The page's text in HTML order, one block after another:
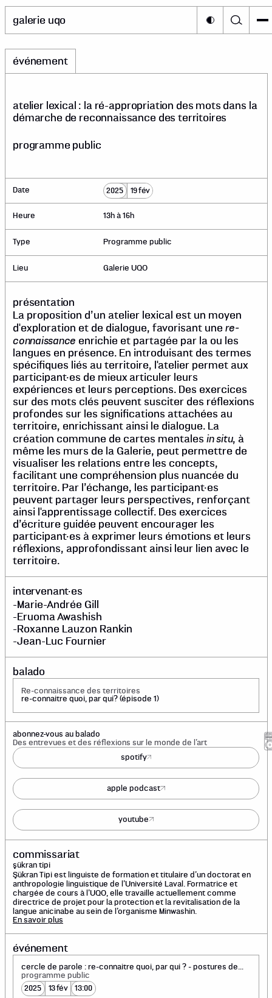
galerie uqo
événement
atelier lexical : la ré-appropriation des mots dans la
démarche de reconnaissance des territoires
programme public
Date 2025 19 fév
Heure 13h à 16h
Type Programme public
Lieu Galerie UQO
présentation
La proposition d’un atelier lexical est un moyen
d'exploration et de dialogue, favorisant une re-
connaissance enrichie et partagée par la ou les
langues en présence. En introduisant des termes
spécifiques liés au territoire, l'atelier permet aux
participant·es de mieux articuler leurs
expériences et leurs perceptions. Des exercices
sur des mots clés peuvent susciter des réflexions
profondes sur les significations attachées au
territoire, enrichissant ainsi le dialogue. La
création commune de cartes mentales in situ, à
même les murs de la Galerie, peut permettre de
visualiser les relations entre les concepts,
facilitant une compréhension plus nuancée du
territoire. Par l’échange, les participant·es
peuvent partager leurs perspectives, renforçant
ainsi l'apprentissage collectif. Des exercices
d’écriture guidée peuvent encourager les
participant·es à exprimer leurs émotions et leurs
réflexions, approfondissant ainsi leur lien avec le
territoire.
intervenant·es
-Marie-Andrée Gill
-Eruoma Awashish
-Roxanne Lauzon Rankin
-Jean-Luc Fournier
balado
Re-connaissance des territoires
re-connaitre quoi, par qui? (épisode 1)
abonnez-vous au balado
Des entrevues et des réflexions sur le monde de l’art
spotify
apple podcast
youtube
commissariat
şükran tipi
Şükran Tipi est linguiste de formation et titulaire d’un doctorat en
anthropologie linguistique de l’Université Laval. Formatrice et
chargée de cours à l’UQO, elle travaille actuellement comme
directrice de projet pour la protection et la revitalisation de la
langue anicinabe au sein de l’organisme Minwashin.
En savoir plus
événement
2025 13 fév 13:00
cercle de parole : re-connaitre quoi, par qui ? - postures de
départ
programme public